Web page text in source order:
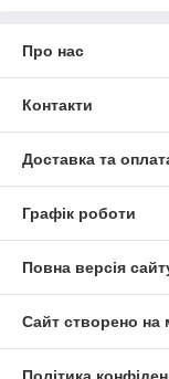
Про нас
Контакти
Доставка та
Графік роботи
Повна версія
Сайт створено на
Політика